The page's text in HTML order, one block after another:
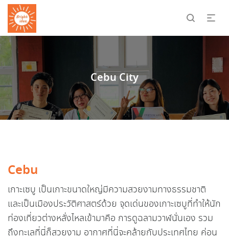
Cebu City
Cebu
เกาะเซบู เป็นเกาะขนาดใหญ่มีความสวยงามทางธรรมชาติ
และเป็นเมืองประวัติศาสตร์ด้วย จุดเด่นของเกาะเซบูที่ทำให้นัก
ท่องเที่ยวต่างหลั่งไหลเข้ามาคือ การดูฉลามวาฬนั่นเอง รวม
ถึงทะเลที่นี่ก็สวยงาม อากาศที่นี่จะคล้ายกับประเทศไทย ค่อน